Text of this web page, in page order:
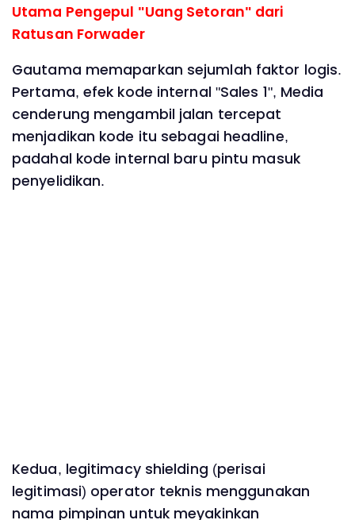
Utama Pengepul "Uang Setoran" dari
Ratusan Forwader
Gautama memaparkan sejumlah faktor logis.
Pertama, efek kode internal "Sales 1", Media
cenderung mengambil jalan tercepat
menjadikan kode itu sebagai headline,
padahal kode internal baru pintu masuk
penyelidikan.
Kedua, legitimacy shielding (perisai
legitimasi) operator teknis menggunakan
nama pimpinan untuk meyakinkan